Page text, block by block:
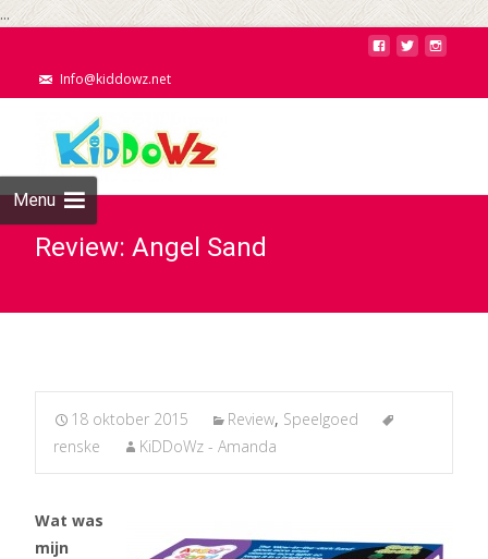
...
Info@kiddowz.net
Menu
Review: Angel Sand
18 oktober 2015 Review, Speelgoed
renske
KiDDoWz - Amanda
Wat was
mijn